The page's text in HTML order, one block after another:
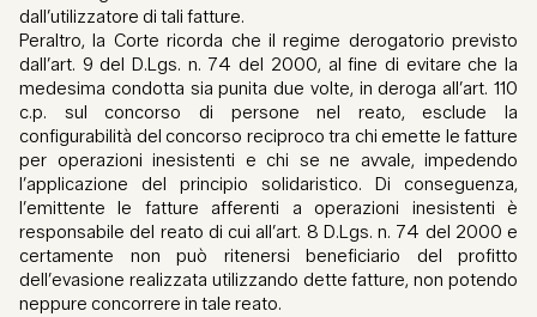
dall’utilizzatore di tali fatture.
Peraltro, la Corte ricorda che il regime derogatorio previsto
dall’art. 9 del D.Lgs. n. 74 del 2000, al fine di evitare che la
medesima condotta sia punita due volte, in deroga all’art. 110
c.p. sul concorso di persone nel reato, esclude la
configurabilità del concorso reciproco tra chi emette le fatture
per operazioni inesistenti e chi se ne avvale, impedendo
l’applicazione del principio solidaristico. Di conseguenza,
l’emittente le fatture afferenti a operazioni inesistenti è
responsabile del reato di cui all’art. 8 D.Lgs. n. 74 del 2000 e
certamente non può ritenersi beneficiario del profitto
dell’evasione realizzata utilizzando dette fatture, non potendo
neppure concorrere in tale reato.